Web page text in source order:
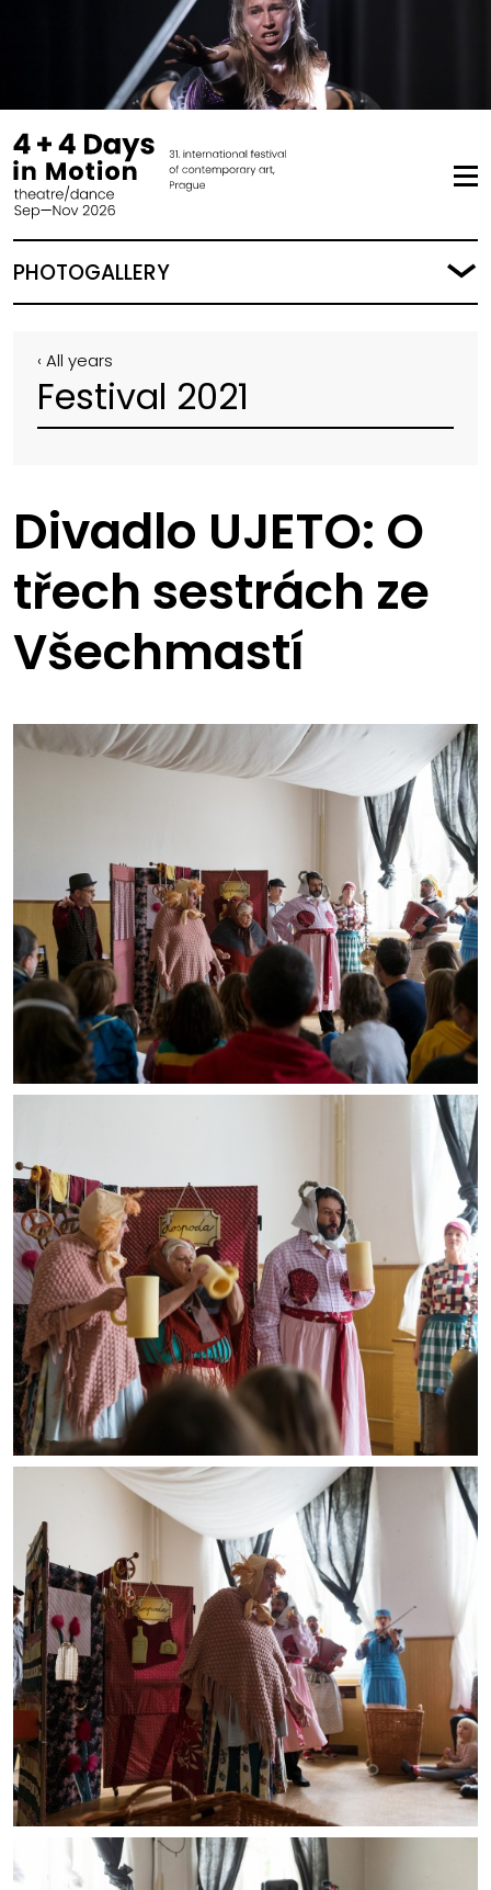
PHOTOGALLERY
‹ All years
Festival 2021
Divadlo UJETO: O
třech sestrách ze
Všechmastí